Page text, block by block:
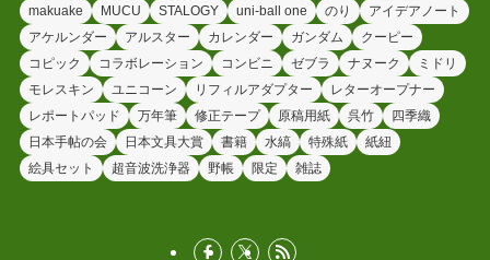
makuake
MUCU STALOGY uni-ball one のり
アイデアノート
アケルンダー
アルスター カレンダー ガンダム
クーピー
コピック
コラボレーション コンビニ ゼブラ ナヌーク
ミドリ
モレスキン
ユニコーン リフィルアダプター
レターオープナー
レポートパッド
万年筆 修正テープ 原稿用紙 呉竹
四季織
日本手帖の会
日本文具大賞 書籍 水縞 特殊紙
紙紐
絵具セット
超音波洗浄器 野帳 限定 雑誌